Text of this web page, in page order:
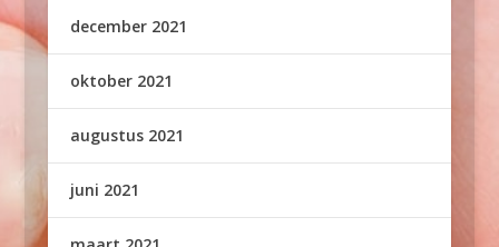
december 2021
oktober 2021
augustus 2021
juni 2021